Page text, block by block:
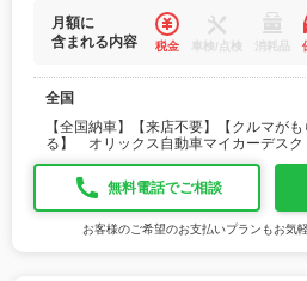
月額に
含まれる内容
税金 車検/点検 消耗品
全国
【全国納車】【来店不要】【クルマがも
る】 オリックス自動車マイカーデスク
無料電話でご相談
お客様のご希望のお支払いプランもお気